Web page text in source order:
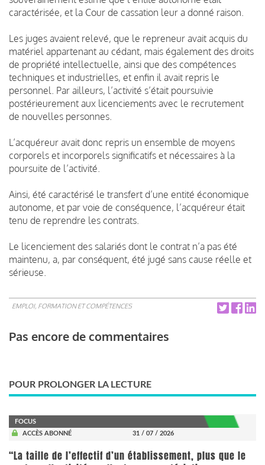
caractérisée, et la Cour de cassation leur a donné raison.
Les juges avaient relevé, que le repreneur avait acquis du
matériel appartenant au cédant, mais également des droits
de propriété intellectuelle, ainsi que des compétences
techniques et industrielles, et enfin il avait repris le
personnel. Par ailleurs, l’activité s’était poursuivie
postérieurement aux licenciements avec le recrutement
de nouvelles personnes.
L’acquéreur avait donc repris un ensemble de moyens
corporels et incorporels significatifs et nécessaires à la
poursuite de l’activité.
Ainsi, été caractérisé le transfert d’une entité économique
autonome, et par voie de conséquence, l’acquéreur était
tenu de reprendre les contrats.
Le licenciement des salariés dont le contrat n’a pas été
maintenu, a, par conséquent, été jugé sans cause réelle et
sérieuse.
EMPLOI, FORMATION ET COMPÉTENCES
Pas encore de commentaires
POUR PROLONGER LA LECTURE
FOCUS
ACCÈS ABONNÉ
31 / 07 / 2026
“La taille de l’effectif d’un établissement, plus que le